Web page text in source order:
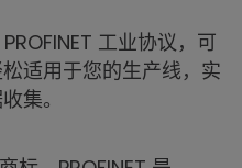
工业协议，可
适用于您的生产线，实
集。